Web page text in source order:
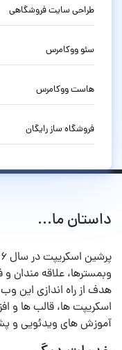
طراحی سایت فروشگاهی
سئو ووکامرس
هاست ووکامرس
فروشگاه ساز رایگان
داستان ما...
وبمسترها، علاقه مندان و
هدف از راه اندازی این
اسکریپت ها، قالب ها و
آموزش های ویدئویی و